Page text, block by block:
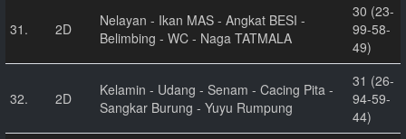
31. 2D
Nelayan - Ikan MAS - Angkat BESI -
Belimbing - WC - Naga TATMALA
30 (23-
99-58-
49)
32. 2D
Kelamin - Udang - Senam - Cacing Pita -
Sangkar Burung - Yuyu Rumpung
31 (26-
94-59-
44)